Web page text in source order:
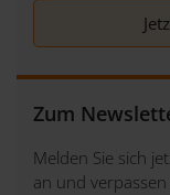
Zum
Melden Sie sich
an und